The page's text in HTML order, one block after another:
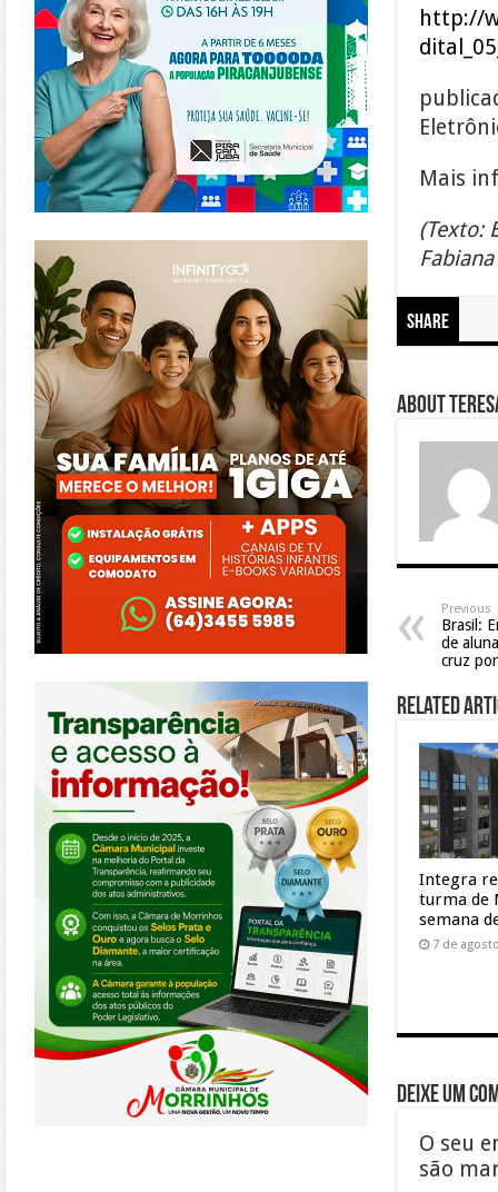
http://
Mais
(Texto:
Share
About
Previous
Brasil:
de
cruz
Related
Integra
turma de
semana
7 de
Deixe um
O seu
são
https://www.infinitygo.com.br/
https://morrinhos.go.leg.br/